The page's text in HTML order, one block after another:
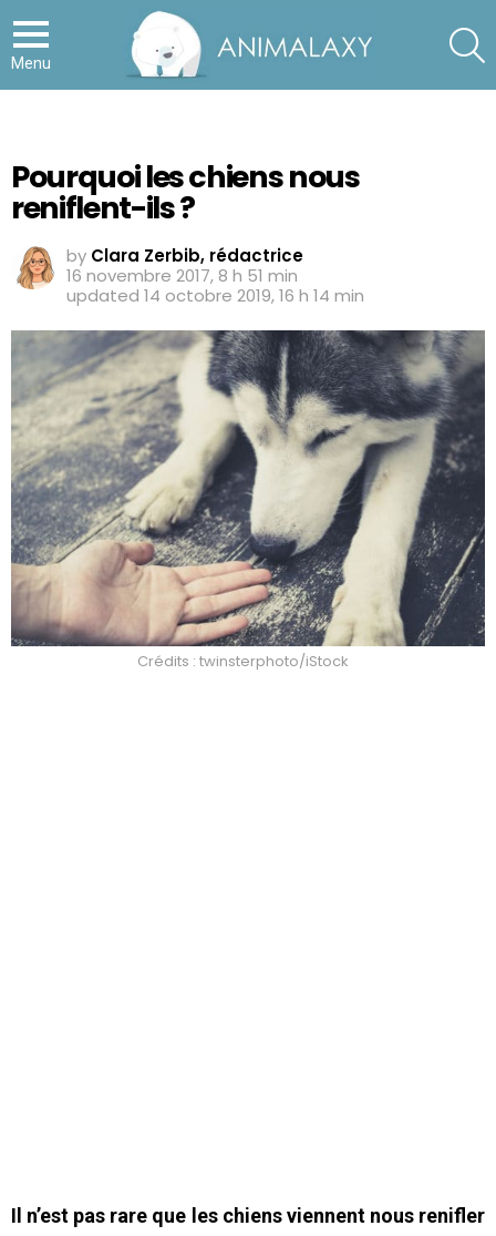
Menu
Pourquoi les chiens nous
reniflent-ils ?
by Clara Zerbib, rédactrice
16 novembre 2017, 8 h 51 min
updated 14 octobre 2019, 16 h 14 min
Crédits : twinsterphoto/iStock
Il n’est pas rare que les chiens viennent nous renifler